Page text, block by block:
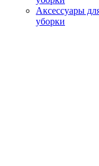
Аксессуары
уборки